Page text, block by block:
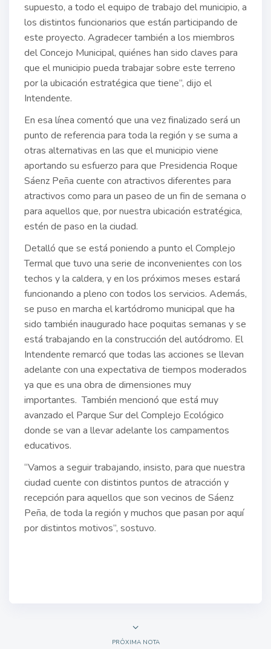
supuesto, a todo el equipo de trabajo del municipio, a
los distintos funcionarios que están participando de
este proyecto. Agradecer también a los miembros
del Concejo Municipal, quiénes han sido claves para
que el municipio pueda trabajar sobre este terreno
por la ubicación estratégica que tiene”, dijo el
Intendente.
En esa línea comentó que una vez finalizado será un
punto de referencia para toda la región y se suma a
otras alternativas en las que el municipio viene
aportando su esfuerzo para que Presidencia Roque
Sáenz Peña cuente con atractivos diferentes para
atractivos como para un paseo de un fin de semana o
para aquellos que, por nuestra ubicación estratégica,
estén de paso en la ciudad.
Detalló que se está poniendo a punto el Complejo
Termal que tuvo una serie de inconvenientes con los
techos y la caldera, y en los próximos meses estará
funcionando a pleno con todos los servicios. Además,
se puso en marcha el kartódromo municipal que ha
sido también inaugurado hace poquitas semanas y se
está trabajando en la construcción del autódromo. El
Intendente remarcó que todas las acciones se llevan
adelante con una expectativa de tiempos moderados
ya que es una obra de dimensiones muy
importantes. También mencionó que está muy
avanzado el Parque Sur del Complejo Ecológico
donde se van a llevar adelante los campamentos
educativos.
“Vamos a seguir trabajando, insisto, para que nuestra
ciudad cuente con distintos puntos de atracción y
recepción para aquellos que son vecinos de Sáenz
Peña, de toda la región y muchos que pasan por aquí
por distintos motivos”, sostuvo.
PRÓXIMA NOTA